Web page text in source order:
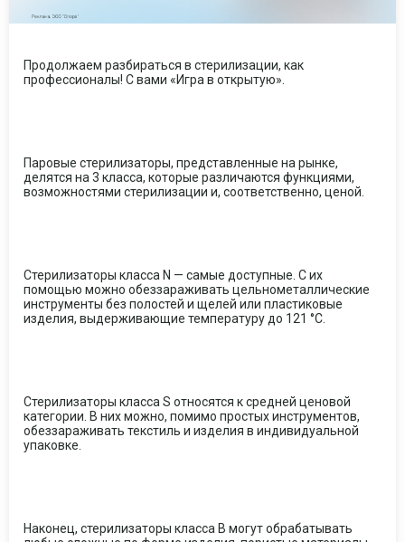
Продолжаем разбираться в стерилизации, как
профессионалы! С вами «Игра в открытую».
Паровые стерилизаторы, представленные на рынке,
делятся на 3 класса, которые различаются функциями,
возможностями стерилизации и, соответственно, ценой.
Стерилизаторы класса N — самые доступные. С их
помощью можно обеззараживать цельнометаллические
инструменты без полостей и щелей или пластиковые
изделия, выдерживающие температуру до 121 °C.
Стерилизаторы класса S относятся к средней ценовой
категории. В них можно, помимо простых инструментов,
обеззараживать текстиль и изделия в индивидуальной
упаковке.
Наконец, стерилизаторы класса B могут обрабатывать